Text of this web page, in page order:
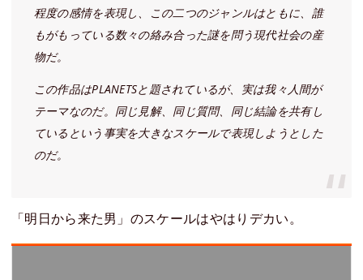
程度の感情を表現し、この二つのジャンルはともに、誰
もがもっている数々の絡み合った謎を問う現代社会の産
物だ。
この作品はPLANETSと題されているが、実は我々人間が
テーマなのだ。同じ見解、同じ質問、同じ結論を共有し
ているという事実を大きなスケールで表現しようとした
のだ。
「明日から来た男」のスケールはやはりデカい。